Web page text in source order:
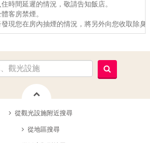
住時間延遲的情況，敬請告知飯店。
客房禁煙。
現您在房內抽煙的情況，將另外向您收取除臭
從觀光設施附近搜尋
從地區搜尋